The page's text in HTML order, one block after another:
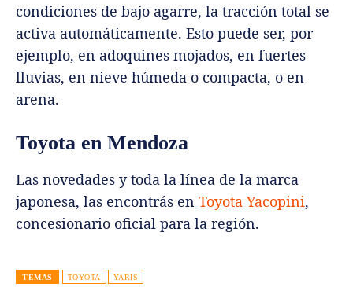
condiciones de bajo agarre, la tracción total se
activa automáticamente. Esto puede ser, por
ejemplo, en adoquines mojados, en fuertes
lluvias, en nieve húmeda o compacta, o en
arena.
Toyota en Mendoza
Las novedades y toda la línea de la marca
japonesa, las encontrás en Toyota Yacopini,
concesionario oficial para la región.
TEMAS TOYOTA YARIS